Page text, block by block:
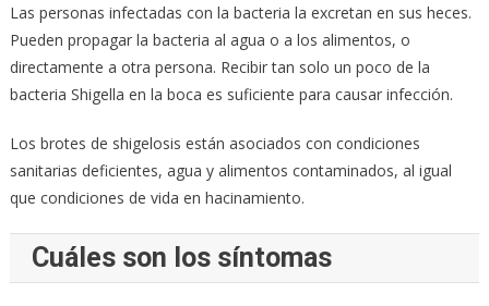
Las personas infectadas con la bacteria la excretan en sus heces.
Pueden propagar la bacteria al agua o a los alimentos, o
directamente a otra persona. Recibir tan solo un poco de la
bacteria Shigella en la boca es suficiente para causar infección.
Los brotes de shigelosis están asociados con condiciones
sanitarias deficientes, agua y alimentos contaminados, al igual
que condiciones de vida en hacinamiento.
Cuáles son los síntomas